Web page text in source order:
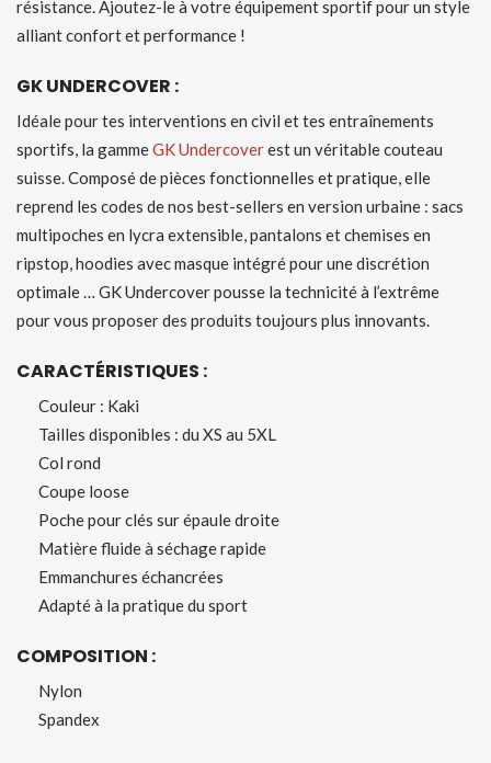
résistance. Ajoutez-le à votre équipement sportif pour un style
alliant confort et performance !
GK UNDERCOVER :
Idéale pour tes interventions en civil et tes entraînements
sportifs, la gammeGK Undercoverest un véritable couteau
suisse. Composé de pièces fonctionnelles et pratique, elle
reprend les codes de nos best-sellers en version urbaine : sacs
multipoches en lycra extensible, pantalons et chemises en
ripstop, hoodies avec masque intégré pour une discrétion
optimale … GK Undercover pousse la technicité à l’extrême
pour vous proposer des produits toujours plus innovants.
CARACTÉRISTIQUES :
Couleur : Kaki
Tailles disponibles : du XS au 5XL
Col rond
Coupe loose
Poche pour clés sur épaule droite
Matière fluide à séchage rapide
Emmanchures échancrées
Adapté à la pratique du sport
COMPOSITION :
Nylon
Spandex